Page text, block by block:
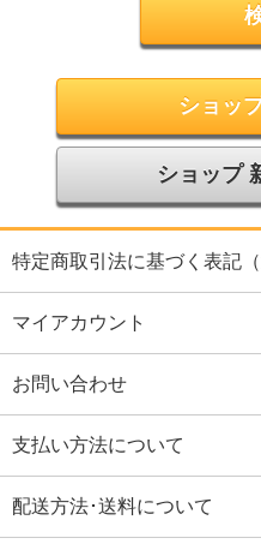
ショッ
ショップ
特定商取引法に基づく表記（
マイアカウント
お問い合わせ
支払い方法について
配送方法･送料について